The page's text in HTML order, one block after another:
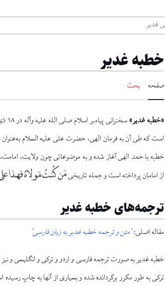
خطبه غدیر
صفحه بحث
«خطبه غدیر»
است که طی آن به فرمان الهی، حضرت علی علیه السلام
خطبه با حمد الهی آغاز شده و به موضوعاتی چون ولایت،
از امامان پرداخته است و جمله تاریخیمَن کُنتُ مَولاهُ فهذا
ترجمه‌های خطبه غدیر
مقاله اصلی:"متن و ترجمه خطبه غدیر به زبان فارسی"
خطبه غدیر به صورت ترجمه فارسی و اردو و ترکی و انگلیسی و
ترکی به‌ طور مکرر برگردانده شده و بسیاری از آنها به چاپ